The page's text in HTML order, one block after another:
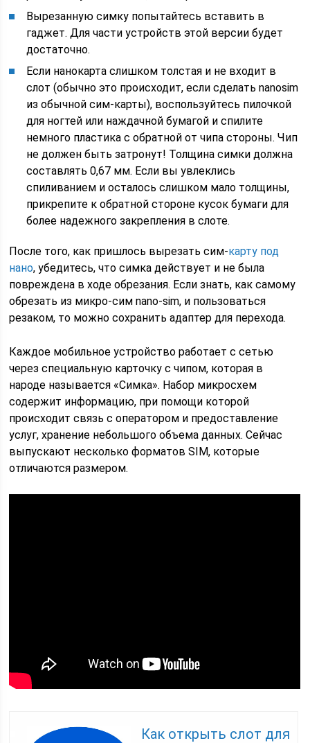
Вырезанную симку попытайтесь вставить в
гаджет. Для части устройств этой версии будет
достаточно.
Если нанокарта слишком толстая и не входит в
слот (обычно это происходит, если сделать nanosim
из обычной сим-карты), воспользуйтесь пилочкой
для ногтей или наждачной бумагой и спилите
немного пластика с обратной от чипа стороны. Чип
не должен быть затронут! Толщина симки должна
составлять 0,67 мм. Если вы увлеклись
спиливанием и осталось слишком мало толщины,
прикрепите к обратной стороне кусок бумаги для
более надежного закрепления в слоте.
После того, как пришлось вырезать сим-карту под
нано, убедитесь, что симка действует и не была
повреждена в ходе обрезания. Если знать, как самому
обрезать из микро-сим nano-sim, и пользоваться
резаком, то можно сохранить адаптер для перехода.
Каждое мобильное устройство работает с сетью
через специальную карточку с чипом, которая в
народе называется «Симка». Набор микросхем
содержит информацию, при помощи которой
происходит связь с оператором и предоставление
услуг, хранение небольшого объема данных. Сейчас
выпускают несколько форматов SIM, которые
отличаются размером.
Как открыть слот для